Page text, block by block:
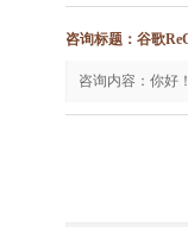
咨询标题：谷歌
咨询内容：你好